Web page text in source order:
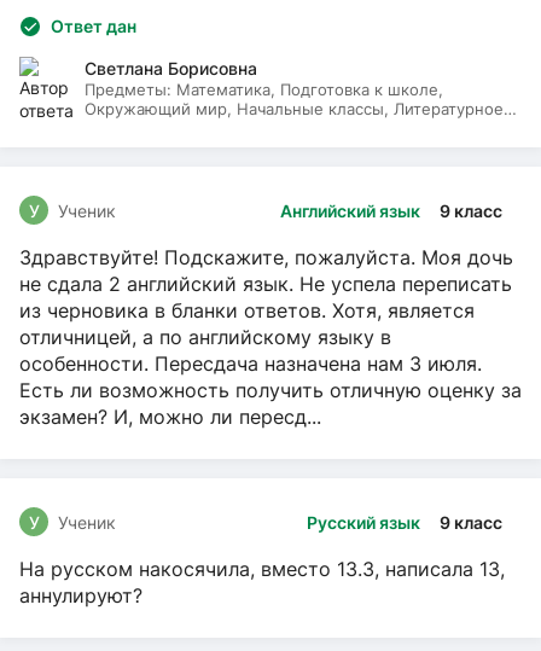
Ответ дан
Светлана Борисовна
Предметы: Математика, Подготовка к школе,
Окружающий мир, Начальные классы, Литературное
Английский язык 9 класс
У Ученик
Здравствуйте! Подскажите, пожалуйста. Моя дочь
не сдала 2 английский язык. Не успела переписать
из черновика в бланки ответов. Хотя, является
отличницей, а по английскому языку в
особенности. Пересдача назначена нам 3 июля.
Есть ли возможность получить отличную оценку за
экзамен? И, можно ли пересд...
Русский язык 9 класс
У Ученик
На русском накосячила, вместо 13.3, написала 13,
аннулируют?